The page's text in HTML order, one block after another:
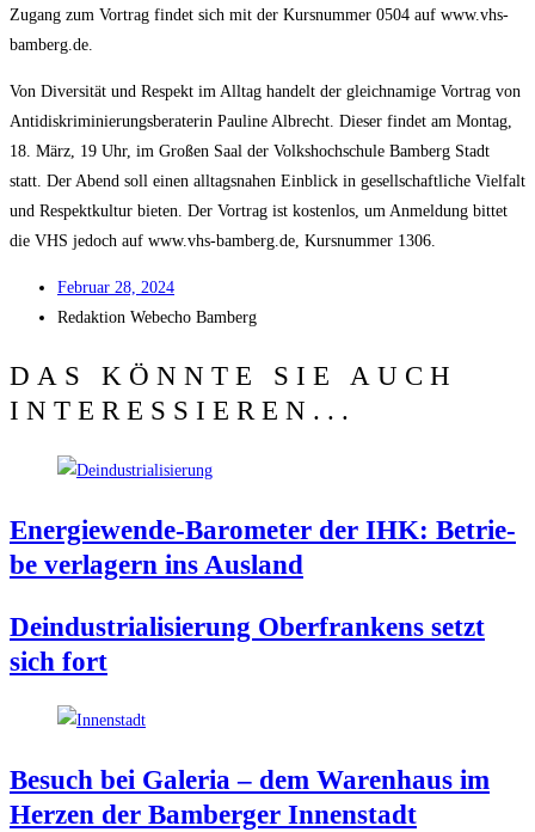
Zugang zum Vor­trag fin­det sich mit der Kurs­num­mer 0504 auf www.vhs-
bamberg.de.
Von Diver­si­tät und Respekt im All­tag han­delt der gleich­na­mi­ge Vor­trag von
Anti­dis­kri­mi­nie­rungs­be­ra­te­rin Pau­li­ne Albrecht. Die­ser fin­det am Mon­tag,
18. März, 19 Uhr, im Gro­ßen Saal der Volks­hoch­schu­le Bam­berg Stadt
statt. Der Abend soll einen all­tags­na­hen Ein­blick in gesell­schaft­li­che Viel­falt
und Respekt­kul­tur bie­ten. Der Vor­trag ist kos­ten­los, um Anmel­dung bit­tet
die VHS jedoch auf www.vhs-bamberg.de, Kurs­num­mer 1306.
Febru­ar 28, 2024
Redak­ti­on Web­echo Bamberg
DAS KÖNNTE SIE AUCH
INTERESSIEREN...
Ener­gie­wen­de-Baro­me­ter der IHK: Betrie­
be ver­la­gern ins Ausland
Deindus­tria­li­sie­rung Ober­fran­kens setzt
sich fort
Besuch bei Gale­ria – dem Waren­haus im
Her­zen der Bam­ber­ger Innenstadt